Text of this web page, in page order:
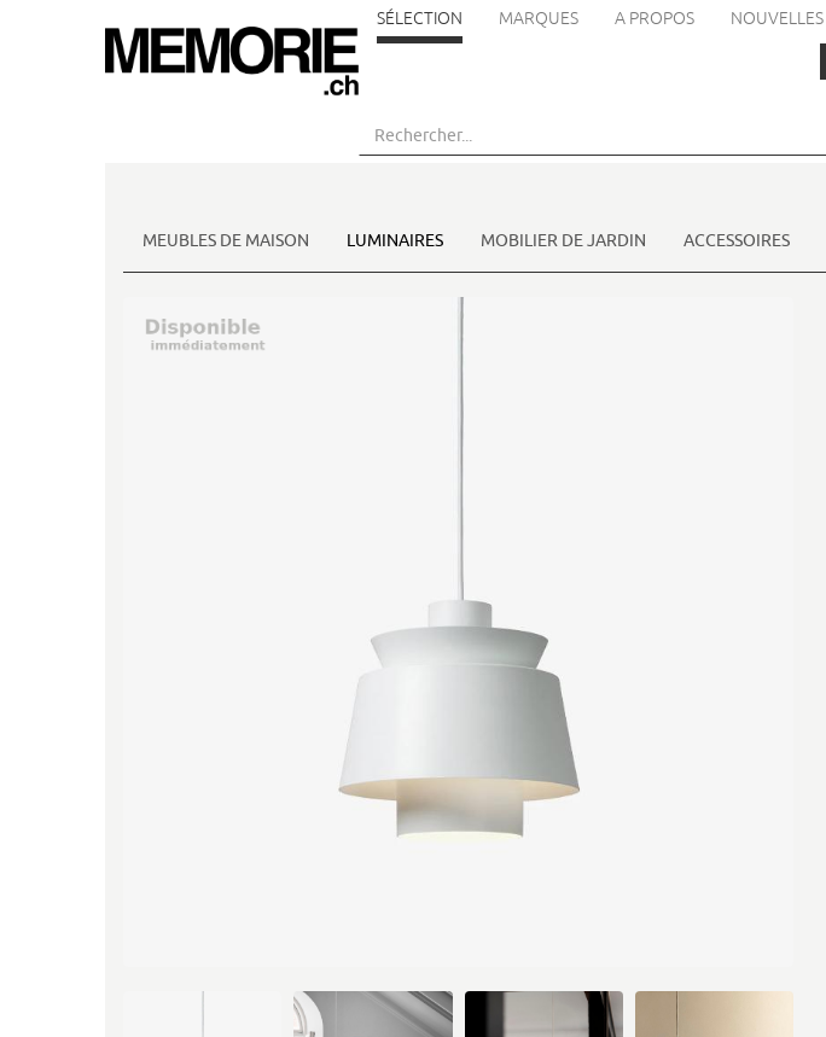
SÉLECTION MARQUES A PROPOS NOUVELLES
MEUBLES DE MAISON LUMINAIRES MOBILIER DE JARDIN ACCESSOIRES